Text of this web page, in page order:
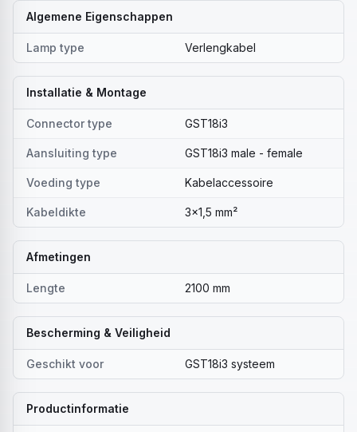
Algemene Eigenschappen
Lamp type Verlengkabel
Installatie & Montage
Connector type GST18i3
Aansluiting type GST18i3 male - female
Voeding type Kabelaccessoire
Kabeldikte 3x1,5 mm²
Afmetingen
Lengte 2100 mm
Bescherming & Veiligheid
Geschikt voor GST18i3 systeem
Productinformatie